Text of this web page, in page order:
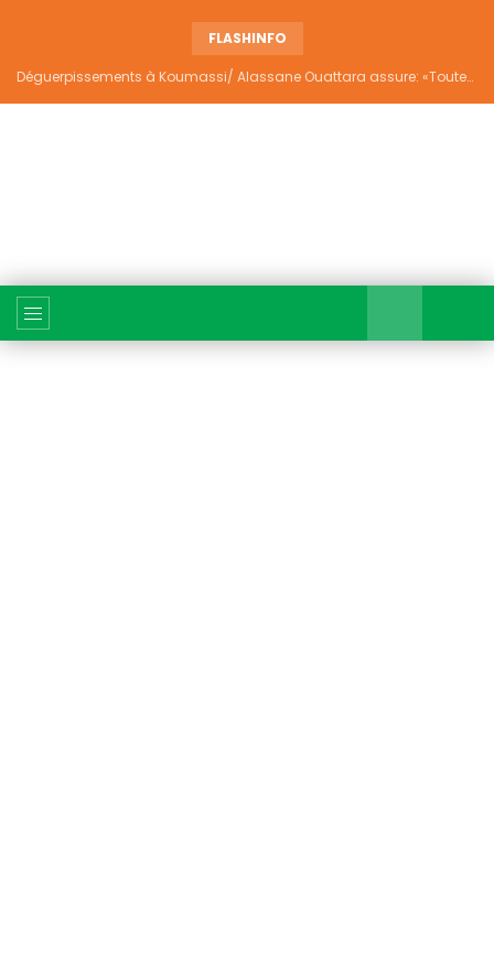
FLASHINFO
Déguerpissements à Koumassi/ Alassane Ouattara assure: «Toutes les responsabilités seront établies et elles donneront lieu aux sanctions prévues par la loi»